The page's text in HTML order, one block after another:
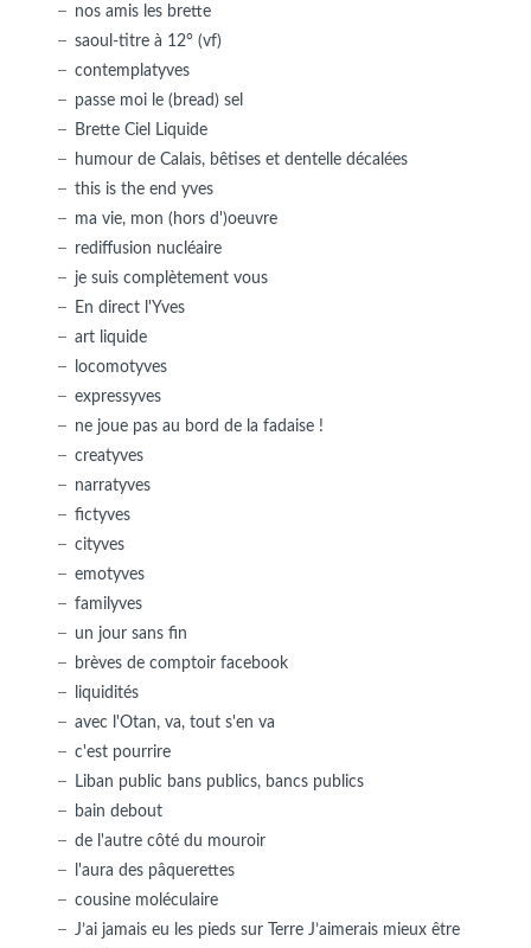
nos amis les brette
saoul-titre à 12° (vf)
contemplatyves
passe moi le (bread) sel
Brette Ciel Liquide
humour de Calais, bêtises et dentelle décalées
this is the end yves
ma vie, mon (hors d')oeuvre
rediffusion nucléaire
je suis complètement vous
En direct l'Yves
art liquide
locomotyves
expressyves
ne joue pas au bord de la fadaise !
creatyves
narratyves
fictyves
cityves
emotyves
familyves
un jour sans fin
brèves de comptoir facebook
liquidités
avec l'Otan, va, tout s'en va
c'est pourrire
Liban public bans publics, bancs publics
bain debout
de l'autre côté du mouroir
l'aura des pâquerettes
cousine moléculaire
J’ai jamais eu les pieds sur Terre J’aimerais mieux être